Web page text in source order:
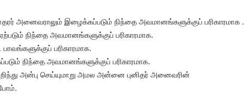
அனைவராலும் இழைக்கப்படும் நிந்தை அவமானங்களுக்குப் பரிகாரமாக .
நிந்தை அவமானங்களுக்குப் பரிகாரமாக.
பரிகாரமாக.
நிந்தை அவமானங்களுக்குப் பரிகாரமாக.
அன்பு செய்யுமாறு அமல அன்னை புனிதர் அனைவரின்